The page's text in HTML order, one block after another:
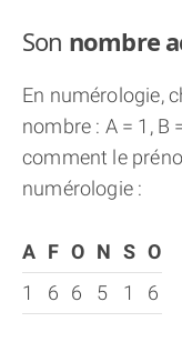
Son nombre
En numérologie,
nombre : A = 1, B
comment le
numérologie :
A F O N S O
1
6 6 5 1 6